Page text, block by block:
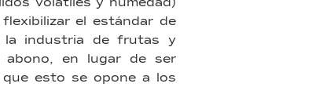
volátiles y humedad)
el estándar de
la industria de frutas y
abono, en lugar de ser
esto se opone a los